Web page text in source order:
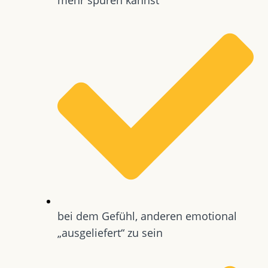
bei dem Gefühl, anderen emotional
„ausgeliefert“ zu sein